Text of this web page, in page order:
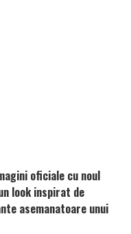
oficiale cu noul
look inspirat de
asemanatoare unui